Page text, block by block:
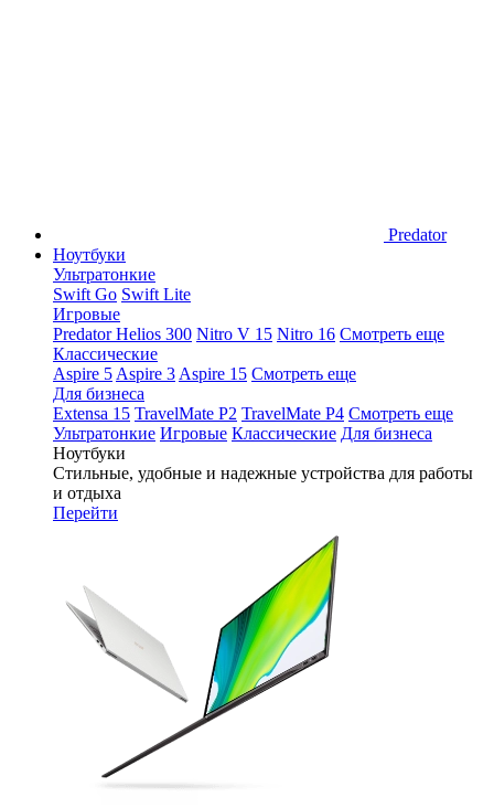
Predator
Ноутбуки
Ультратонкие
Swift Go Swift Lite
Игровые
Predator Helios 300 Nitro V 15 Nitro 16 Смотреть еще
Классические
Aspire 5 Aspire 3 Aspire 15 Смотреть еще
Для бизнеса
Extensa 15 TravelMate P2 TravelMate P4 Смотреть еще
Ультратонкие Игровые Классические Для бизнеса
Ноутбуки
Стильные, удобные и надежные устройства для работы
и отдыха
Перейти